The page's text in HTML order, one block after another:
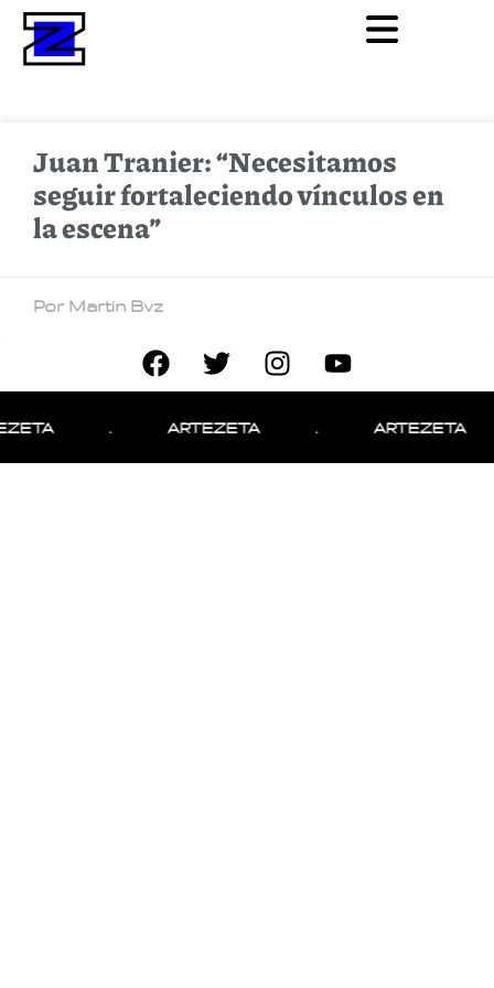
Juan Tranier: “Necesitamos
seguir fortaleciendo vínculos en
la escena”
Por Martin Bvz
ARTEZETA ARTEZETA